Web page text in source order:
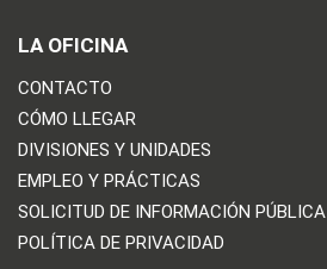
LA OFICINA
CONTACTO
CÓMO LLEGAR
DIVISIONES Y UNIDADES
EMPLEO Y PRÁCTICAS
SOLICITUD DE INFORMACIÓN PÚBLICA
POLÍTICA DE PRIVACIDAD